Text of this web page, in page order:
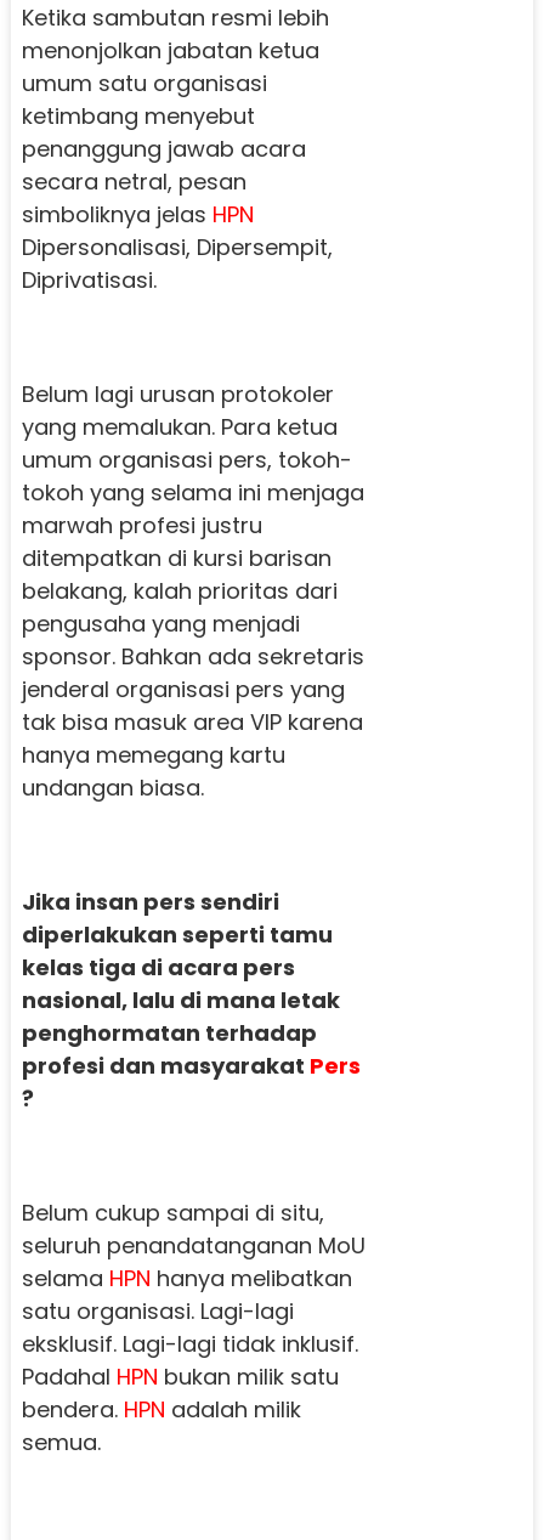
Ketika sambutan resmi lebih
menonjolkan jabatan ketua
umum satu organisasi
ketimbang menyebut
penanggung jawab acara
secara netral, pesan
simboliknya jelas HPN
Dipersonalisasi, Dipersempit,
Diprivatisasi.
Belum lagi urusan protokoler
yang memalukan. Para ketua
umum organisasi pers, tokoh-
tokoh yang selama ini menjaga
marwah profesi justru
ditempatkan di kursi barisan
belakang, kalah prioritas dari
pengusaha yang menjadi
sponsor. Bahkan ada sekretaris
jenderal organisasi pers yang
tak bisa masuk area VIP karena
hanya memegang kartu
undangan biasa.
Jika insan pers sendiri
diperlakukan seperti tamu
kelas tiga di acara pers
nasional, lalu di mana letak
penghormatan terhadap
profesi dan masyarakat Pers
?
Belum cukup sampai di situ,
seluruh penandatanganan MoU
selama HPN hanya melibatkan
satu organisasi. Lagi-lagi
eksklusif. Lagi-lagi tidak inklusif.
Padahal HPN bukan milik satu
bendera. HPN adalah milik
semua.